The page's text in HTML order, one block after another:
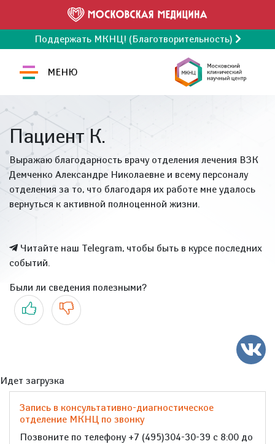
Поддержать МКНЦ! (Благотворительность)
МЕНЮ
Пациент К.
Выражаю благодарность врачу отделения лечения ВЗК
Демченко Александре Николаевне и всему персоналу
отделения за то, что благодаря их работе мне удалось
вернуться к активной полноценной жизни.
Читайте наш Telegram, чтобы быть в курсе последних
событий.
Были ли сведения полезными?
Да Нет
Идет загрузка
Запись в консультативно-диагностическое
отделение МКНЦ по звонку
Позвоните по телефону +7 (495)304-30-39 с 8:00 до